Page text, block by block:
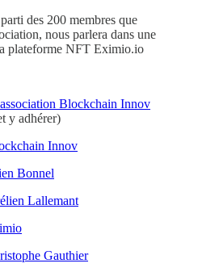
des 200 membres que
nous parlera dans une
plateforme NFT Eximio.io
Blockchain Innov
y adhérer)
Innov
Bonnel
Lallemant
Gauthier